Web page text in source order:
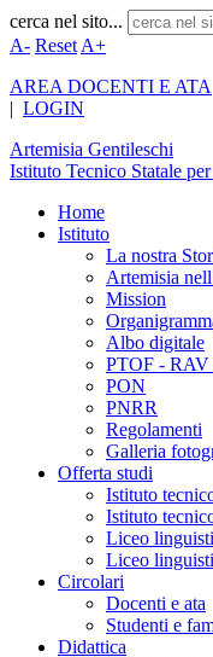
cerca nel sito...
A- Reset A+
AREA DOCENTI E ATA
| LOGIN
Artemisia Gentileschi
Istituto Tecnico Statale
Home
Istituto
La nostra
Artemisia
Mission
Albo digitale
PTOF - RAV
PON
PNRR
Regolamenti
Galleria
Offerta studi
Istituto
Istituto
Liceo
Liceo
Circolari
Docenti e ata
Studenti e
Didattica